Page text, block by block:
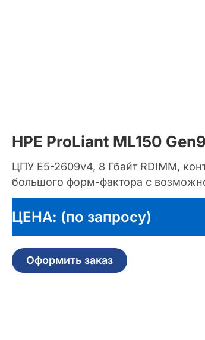
HPE ProLiant ML150
ЦПУ E5-2609v4, 8 Гбайт RDIMM,
большого форм-фактора с
ЦЕНА: (по запросу)
Оформить заказ